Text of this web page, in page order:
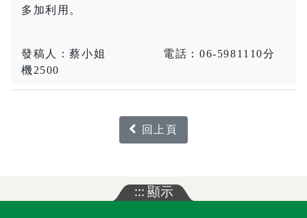
多加利用。
發稿人：蔡小姐 電話：06-5981110分
機2500
回上頁
:::顯示